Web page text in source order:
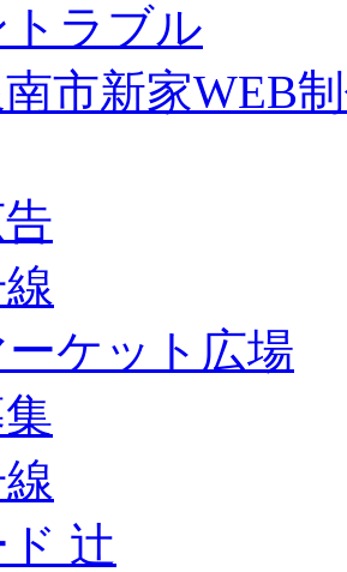
ラブル
市新家WEB
ケット広場
辻